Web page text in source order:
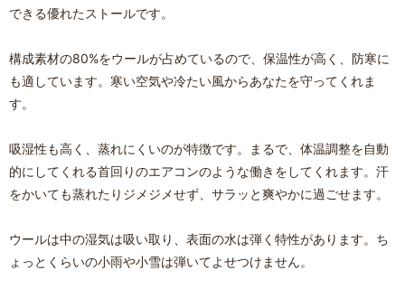
できる優れたストールです。
構成素材の80%をウールが占めているので、保温性が高く、防寒に
も適しています。寒い空気や冷たい風からあなたを守ってくれま
す。
吸湿性も高く、蒸れにくいのが特徴です。まるで、体温調整を自動
的にしてくれる首回りのエアコンのような働きをしてくれます。汗
をかいても蒸れたりジメジメせず、サラッと爽やかに過ごせます。
ウールは中の湿気は吸い取り、表面の水は弾く特性があります。ち
ょっとくらいの小雨や小雪は弾いてよせつけません。